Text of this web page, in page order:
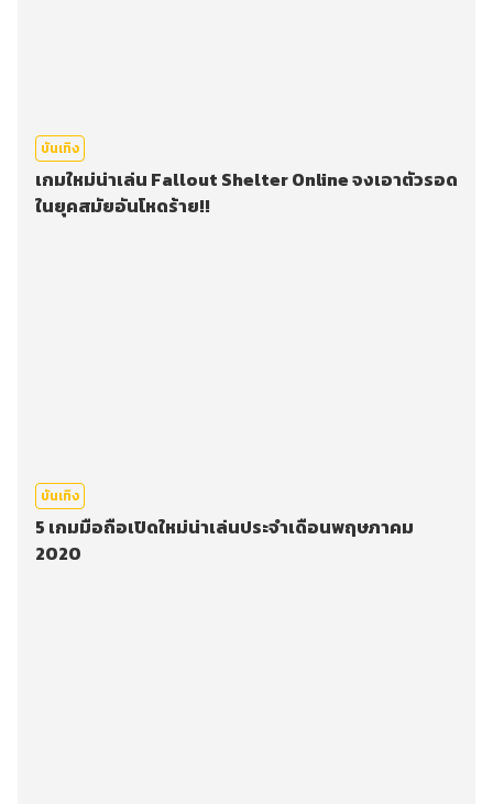
บันเทิง
เกมใหม่น่าเล่น Fallout Shelter Online จงเอาตัวรอด
ในยุคสมัยอันโหดร้าย!!
บันเทิง
5 เกมมือถือเปิดใหม่น่าเล่นประจำเดือนพฤษภาคม
2020